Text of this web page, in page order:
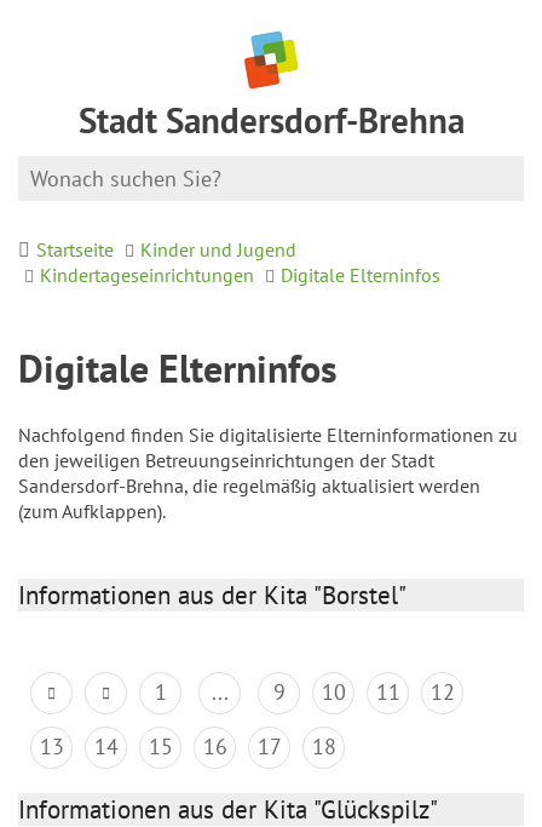
Stadt Sandersdorf-Brehna
Startseite
Kinder und Jugend
Kindertageseinrichtungen
Digitale Elterninfos
Digitale Elterninfos
Nachfolgend finden Sie digitalisierte Elterninformationen zu
den jeweiligen Betreuungseinrichtungen der Stadt
Sandersdorf-Brehna, die regelmäßig aktualisiert werden
(zum Aufklappen).
Informationen aus der Kita "Borstel"
1 ... 9 10 11
12
13
14 15 16 17 18
Informationen aus der Kita "Glückspilz"